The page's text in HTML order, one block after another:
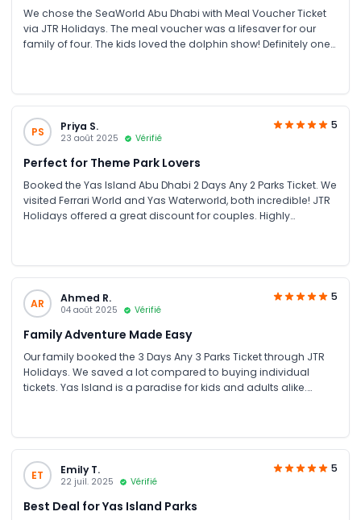
We chose the SeaWorld Abu Dhabi with Meal Voucher Ticket
via JTR Holidays. The meal voucher was a lifesaver for our
family of four. The kids loved the dolphin show! Definitely one
PS Priya S.
23 août 2025 Vérifié
5
Perfect for Theme Park Lovers
Booked the Yas Island Abu Dhabi 2 Days Any 2 Parks Ticket. We
visited Ferrari World and Yas Waterworld, both incredible! JTR
Holidays offered a great discount for couples. Highly
AR Ahmed R.
04 août 2025 Vérifié
5
Family Adventure Made Easy
Our family booked the 3 Days Any 3 Parks Ticket through JTR
Holidays. We saved a lot compared to buying individual
tickets. Yas Island is a paradise for kids and adults alike.
ET Emily T.
22 juil. 2025 Vérifié
5
Best Deal for Yas Island Parks